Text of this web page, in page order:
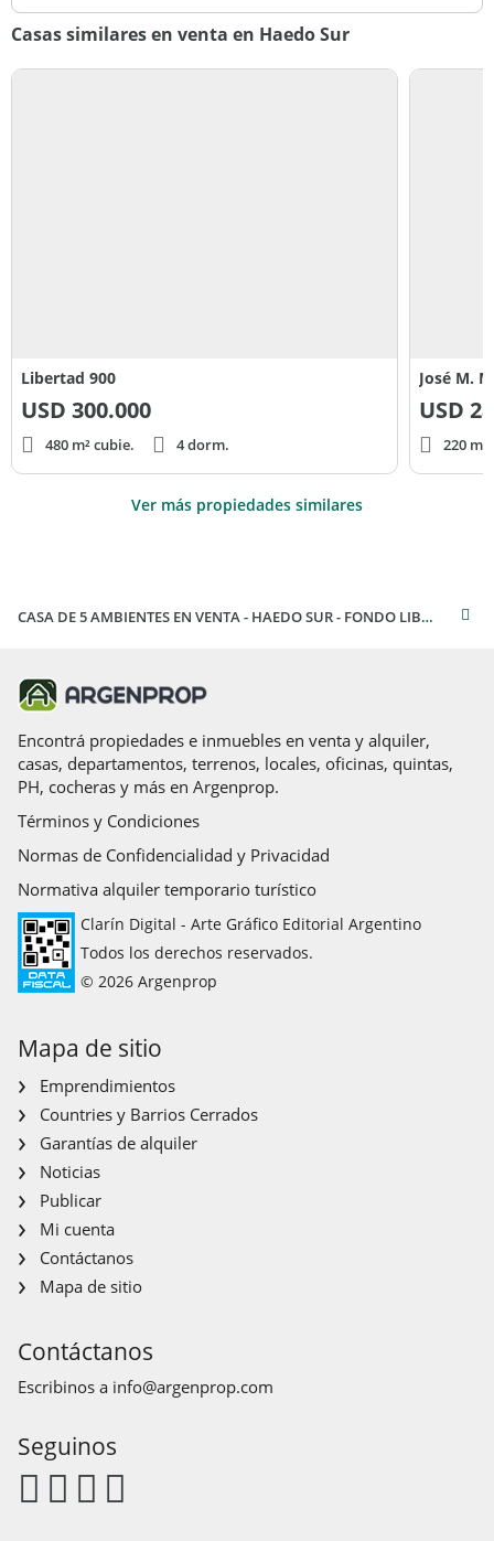
Casas similares en venta en Haedo Sur
Libertad 900
USD 300.000
480 m² cubie. 4 dorm.
José M.
USD
220
Ver más propiedades similares
CASA DE 5 AMBIENTES EN VENTA - HAEDO SUR - FONDO LIBRE - COCHERA - TERRAZA ACCESIBLE - JACUZZI - APTO CREDITO
Encontrá propiedades e inmuebles en venta y alquiler,
casas, departamentos, terrenos, locales, oficinas, quintas,
PH, cocheras y más en Argenprop.
Términos y Condiciones
Normas de Confidencialidad y Privacidad
Normativa alquiler temporario turístico
Clarín Digital - Arte Gráfico Editorial Argentino
Todos los derechos reservados.
© 2026 Argenprop
Mapa de sitio
Emprendimientos
Countries y Barrios Cerrados
Garantías de alquiler
Noticias
Publicar
Mi cuenta
Contáctanos
Mapa de sitio
Contáctanos
Escribinos a info@argenprop.com
Seguinos